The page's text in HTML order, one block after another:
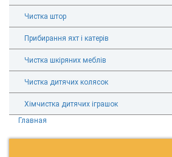
Чистка штор
Прибирання яхт і катерів
Чистка шкіряних меблів
Чистка дитячих колясок
Хімчистка дитячих іграшок
Главная